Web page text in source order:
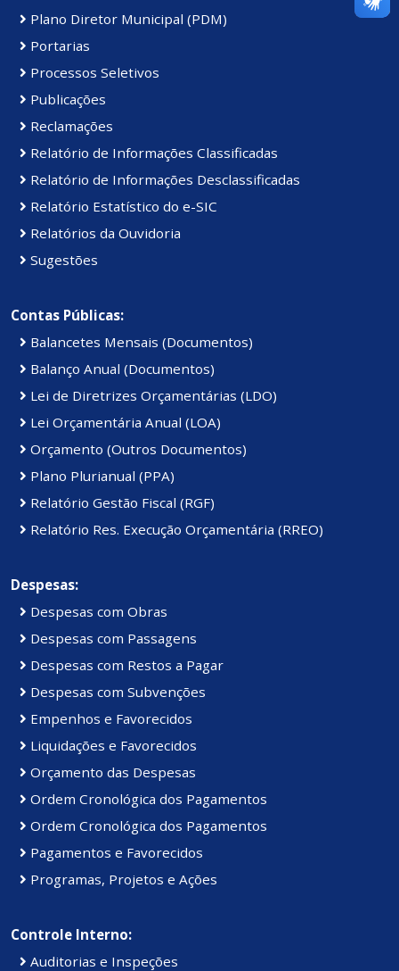
Plano Diretor Municipal (PDM)
Portarias
Processos Seletivos
Publicações
Reclamações
Relatório de Informações Classificadas
Relatório de Informações Desclassificadas
Relatório Estatístico do e-SIC
Relatórios da Ouvidoria
Sugestões
Contas Públicas:
Balancetes Mensais (Documentos)
Balanço Anual (Documentos)
Lei de Diretrizes Orçamentárias (LDO)
Lei Orçamentária Anual (LOA)
Orçamento (Outros Documentos)
Plano Plurianual (PPA)
Relatório Gestão Fiscal (RGF)
Relatório Res. Execução Orçamentária (RREO)
Despesas:
Despesas com Obras
Despesas com Passagens
Despesas com Restos a Pagar
Despesas com Subvenções
Empenhos e Favorecidos
Liquidações e Favorecidos
Orçamento das Despesas
Ordem Cronológica dos Pagamentos
Ordem Cronológica dos Pagamentos
Pagamentos e Favorecidos
Programas, Projetos e Ações
Controle Interno:
Auditorias e Inspeções